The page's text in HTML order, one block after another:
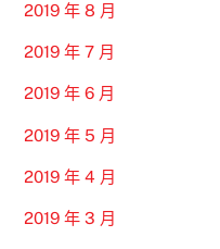
2019 年 8 月
2019 年 7 月
2019 年 6 月
2019 年 5 月
2019 年 4 月
2019 年 3 月